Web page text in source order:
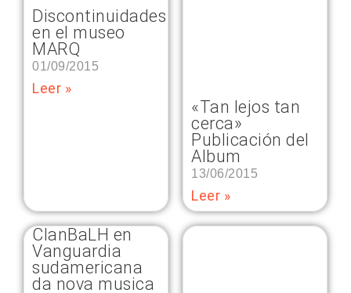
Discontinuidades
en el museo
MARQ
01/09/2015
Leer »
«Tan lejos tan
cerca»
Publicación del
Album
13/06/2015
Leer »
ClanBaLH en
Vanguardia
sudamericana
da nova musica